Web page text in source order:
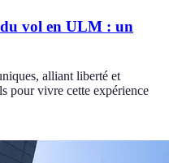
vol en ULM : un
alliant liberté et
pour vivre cette expérience